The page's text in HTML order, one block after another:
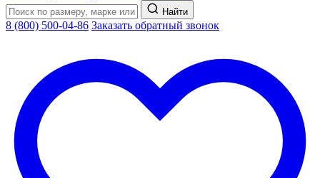
Найти
8 (800) 500-04-86 Заказать обратный звонок